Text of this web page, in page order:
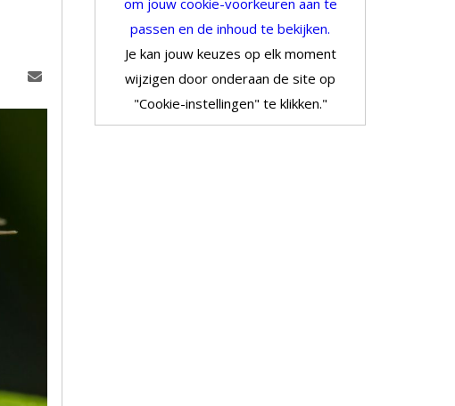
om jouw cookie-voorkeuren aan te
passen en de inhoud te bekijken.
Je kan jouw keuzes op elk moment
wijzigen door onderaan de site op
"Cookie-instellingen" te klikken."